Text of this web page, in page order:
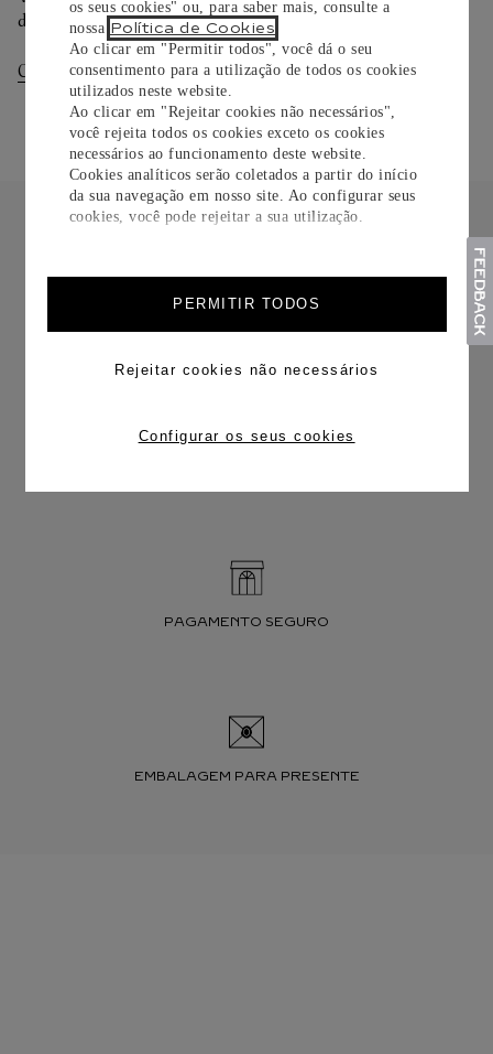
os seus cookies" ou, para saber mais, consulte a
nossa Política de Cookies
Ao clicar em "Permitir todos", você dá o seu
consentimento para a utilização de todos os cookies
utilizados neste website.
Ao clicar em "Rejeitar cookies não necessários",
você rejeita todos os cookies exceto os cookies
necessários ao funcionamento deste website.
Cookies analíticos serão coletados a partir do início
da sua navegação em nosso site. Ao configurar seus
cookies, você pode rejeitar a sua utilização.
PERMITIR TODOS
Rejeitar cookies não necessários
Configurar os seus cookies
dias.
Consultar Entregas Consultar Devoluções
FRETE CORTESIA
PAGAMENTO SEGURO
EMBALAGEM PARA PRESENTE